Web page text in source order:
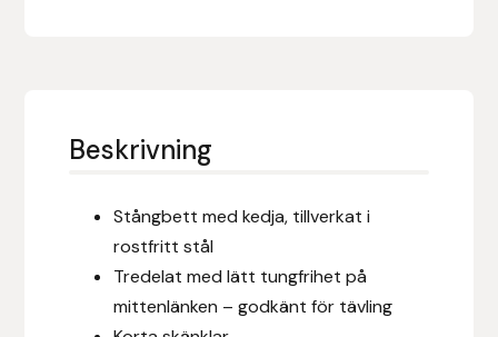
Beskrivning
Stångbett med kedja, tillverkat i
rostfritt stål
Tredelat med lätt tungfrihet på
mittenlänken – godkänt för tävling
EQUES | KINGSLAND
Equipage
Eric LeTixerant